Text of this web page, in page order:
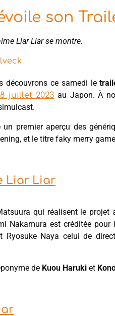
son
Liar Liar se montre.
découvrons ce samedi le
juillet 2023 au Japon. À
premier aperçu des
et le titre faky merry
Liar Liar
qui réalisent le projet
Nakamura est créditée
Naya celui de
de Kuou Haruki et